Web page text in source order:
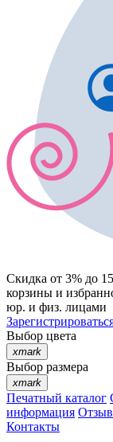
Скидка от 3% до
корзины и
юр. и физ. лицами
Выбор цвета
xmark
Выбор размера
xmark
Печатный каталог
информация
Контакты